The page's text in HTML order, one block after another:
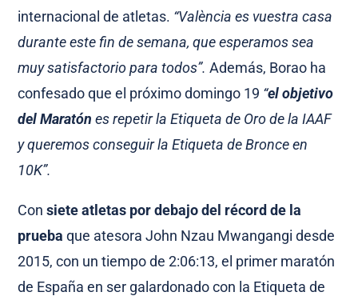
internacional de atletas. “València es vuestra casa
durante este fin de semana, que esperamos sea
muy satisfactorio para todos”.Además, Borao ha
confesado que el próximo domingo 19 “el objetivo
del Maratón es repetir la Etiqueta de Oro de la IAAF
y queremos conseguir la Etiqueta de Bronce en
10K”.
Consiete atletas por debajo del récord de la
prueba que atesora John Nzau Mwangangi desde
2015, con un tiempo de 2:06:13, el primer maratón
de España en ser galardonado con la Etiqueta de